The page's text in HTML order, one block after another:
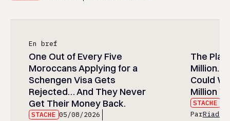
En bref
One Out of Every Five
Moroccans Applying for a
Schengen Visa Gets
Rejected… And They Never
Get Their Money Back.
STACHE 05/08/2026
The
Million…
Could
Million
STACHE
ParRiad